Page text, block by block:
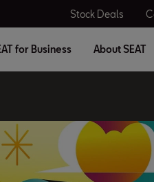
Stock Deals
for Business About SEAT